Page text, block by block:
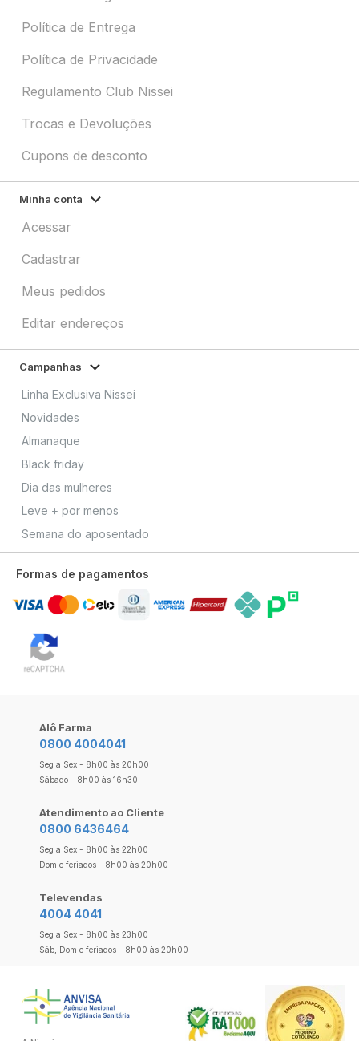
Política de Entrega
Política de Privacidade
Regulamento Club Nissei
Trocas e Devoluções
Cupons de desconto
Minha conta
Acessar
Cadastrar
Meus pedidos
Editar endereços
Campanhas
Linha Exclusiva Nissei
Novidades
Almanaque
Black friday
Dia das mulheres
Leve + por menos
Semana do aposentado
Formas de pagamentos
Alô Farma
0800 4004041
Seg a Sex - 8h00 às 20h00
Sábado - 8h00 às 16h30
Atendimento ao Cliente
0800 6436464
Seg a Sex - 8h00 às 22h00
Dom e feriados - 8h00 às 20h00
Televendas
4004 4041
Seg a Sex - 8h00 às 23h00
Sáb, Dom e feriados - 8h00 às 20h00